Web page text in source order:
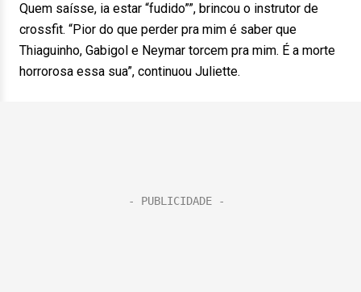
Quem saísse, ia estar “fudido””, brincou o instrutor de
crossfit. “Pior do que perder pra mim é saber que
Thiaguinho, Gabigol e Neymar torcem pra mim. É a morte
horrorosa essa sua”, continuou Juliette.